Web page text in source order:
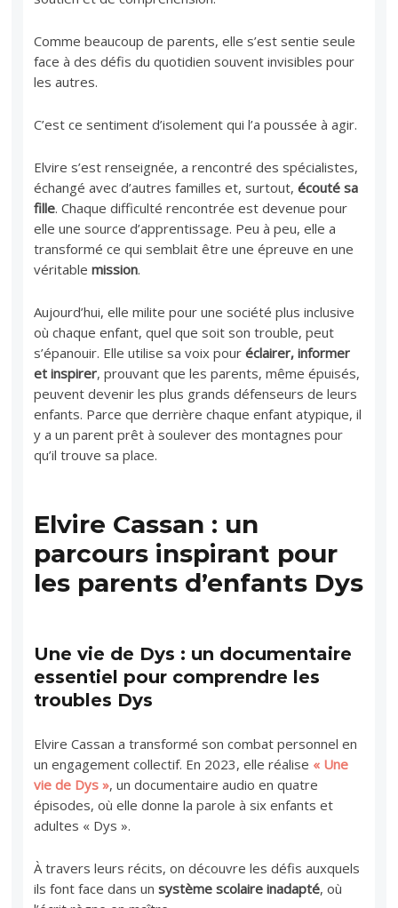
Comme beaucoup de parents, elle s’est sentie seule
face à des défis du quotidien souvent invisibles pour
les autres.
C’est ce sentiment d’isolement qui l’a poussée à agir.
Elvire s’est renseignée, a rencontré des spécialistes,
échangé avec d’autres familles et, surtout,écouté sa
fille. Chaque difficulté rencontrée est devenue pour
elle une source d’apprentissage. Peu à peu, elle a
transformé ce qui semblait être une épreuve en une
véritablemission.
Aujourd’hui, elle milite pour une société plus inclusive
où chaque enfant, quel que soit son trouble, peut
s’épanouir. Elle utilise sa voix pouréclairer, informer
et inspirer, prouvant que les parents, même épuisés,
peuvent devenir les plus grands défenseurs de leurs
enfants. Parce que derrière chaque enfant atypique, il
y a un parent prêt à soulever des montagnes pour
qu’il trouve sa place.
Elvire Cassan : un
parcours inspirant pour
les parents d’enfants Dys
Une vie de Dys : un documentaire
essentiel pour comprendre les
troubles Dys
Elvire Cassan a transformé son combat personnel en
un engagement collectif. En 2023, elle réalise « Une
vie de Dys », un documentaire audio en quatre
épisodes, où elle donne la parole à six enfants et
adultes « Dys ».
À travers leurs récits, on découvre les défis auxquels
ils font face dans unsystème scolaire inadapté, où